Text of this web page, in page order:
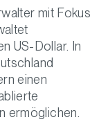
mit Fokus
US-Dollar. In
einen
ermöglichen.